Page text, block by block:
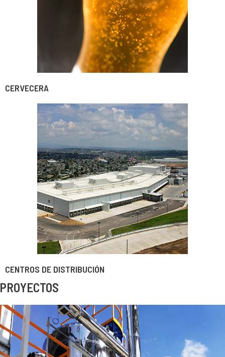
CERVECERA
CENTROS DE DISTRIBUCIÓN
PROYECTOS